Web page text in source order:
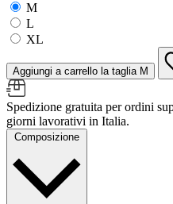
M
L
XL
Aggiungi a carrello la taglia M
Spedizione gratuita per ordini
giorni lavorativi in Italia.
Composizione